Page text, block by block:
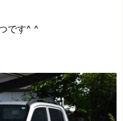
です^ ^